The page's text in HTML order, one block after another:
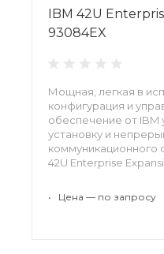
IBM 42U
93084EX
Мощная, легкая в
конфигурация и
обеспечение от IBM
установку и
коммуникационного
42U Enterprise
• Цена — по запросу